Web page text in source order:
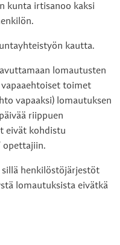
kunta irtisanoo kaksi
kautta.
lomautusten
toimet
vapaaksi) lomautuksen
riippuen
eivät kohdistu
opettajiin.
henkilöstöjärjestöt
lomautuksista eivätkä